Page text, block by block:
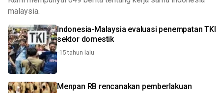
malaysia.
Indonesia-Malaysia evaluasi penempatan TKI
sektor domestik
-15 tahun lalu
Menpan RB rencanakan pemberlakuan